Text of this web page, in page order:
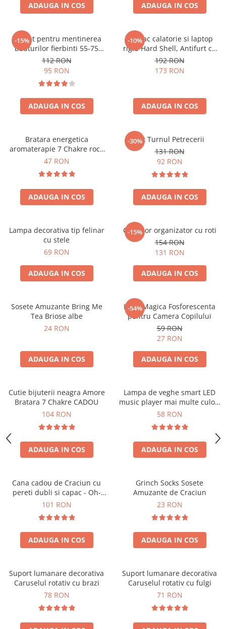
ADAUGA IN COS ADAUGA IN COS
-15%
Aparat pentru mentinerea
bauturilor fierbinti 55-75
grade
112 RON
95 RON
ADAUGA IN COS
-10%
Rucsac calatorie si laptop
rigid Hard Shell, Antifurt cu
port USB, Waterproof,
44x30x17 cm,
192 RON
173 RON
ADAUGA IN COS
Bratara energetica
aromaterapie 7 Chakre roca
vulcanica
47 RON
ADAUGA IN COS
-30%Set Turnul Petrecerii
131 RON
92 RON
ADAUGA IN COS
Lampa decorativa tip felinar
cu stele
69 RON
ADAUGA IN COS
-15%
Carucior organizator cu roti
154 RON
131 RON
ADAUGA IN COS
Sosete Amuzante Bring Me
Tea Briose albe
24 RON
ADAUGA IN COS
-54%
Luna Magica Fosforescenta
pentru Camera Copilului
59 RON
27 RON
ADAUGA IN COS
Cutie bijuterii neagra Amore
Bratara 7 Chakre CADOU
104 RON
ADAUGA IN COS
Lampa de veghe smart LED
music player mai multe culori
touch control handsfree
58 RON
ADAUGA IN COS
Cana cadou de Craciun cu
pereti dubli si capac - Oh-
Brad-frumos
101 RON
ADAUGA IN COS
Grinch Socks Sosete
Amuzante de Craciun
23 RON
ADAUGA IN COS
Suport lumanare decorativa
Caruselul rotativ cu brazi
78 RON
Suport lumanare decorativa
Caruselul rotativ cu fulgi
71 RON